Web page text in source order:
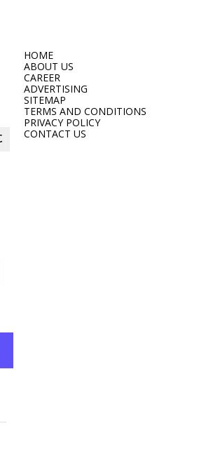
HOME
ABOUT US
CAREER
ADVERTISING
SITEMAP
TERMS AND CONDITIONS
PRIVACY POLICY
CONTACT US